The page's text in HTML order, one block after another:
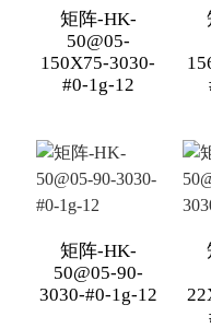
矩阵-HK-
50@05-
150X75-3030-
#0-1g-12
矩阵-HK-
50@05-90-
3030-#0-1g-12